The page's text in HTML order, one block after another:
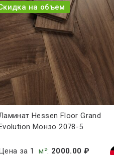
на объем
Hessen Floor Grand
Evolution Монзо 2078-5
Цена за 1м²: 2000.00 ₽